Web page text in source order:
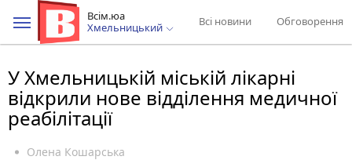
Всім.юа
Хмельницький
Всі новини Обговорення
У Хмельницькій міській лікарні
відкрили нове відділення медичної
реабілітації
Олена Кошарська